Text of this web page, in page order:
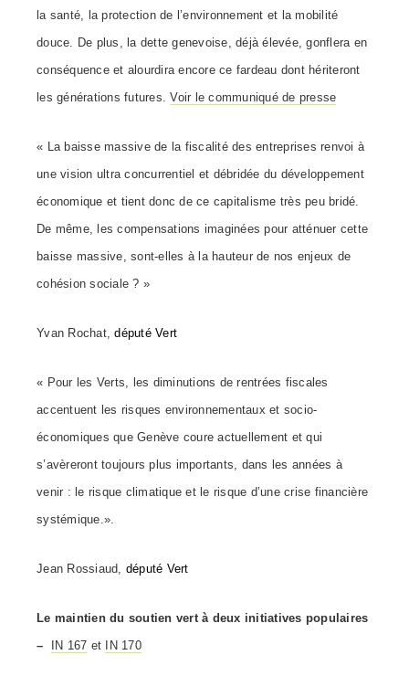
la santé, la protection de l’environnement et la mobilité
douce. De plus, la dette genevoise, déjà élevée, gonflera en
conséquence et alourdira encore ce fardeau dont hériteront
les générations futures.Voir le communiqué de presse
« La baisse massive de la fiscalité des entreprises renvoi à
une vision ultra concurrentiel et débridée du développement
économique et tient donc de ce capitalisme très peu bridé.
De même, les compensations imaginées pour atténuer cette
baisse massive, sont-elles à la hauteur de nos enjeux de
cohésion sociale ? »
Yvan Rochat,député Vert
« Pour les Verts, les diminutions de rentrées fiscales
accentuent les risques environnementaux et socio-
économiques que Genève coure actuellement et qui
s’avèreront toujours plus importants, dans les années à
venir : le risque climatique et le risque d’une crise financière
systémique.».
Jean Rossiaud, député Vert
Le maintien du soutien vert à deux initiatives populaires
–
IN 167 et IN 170